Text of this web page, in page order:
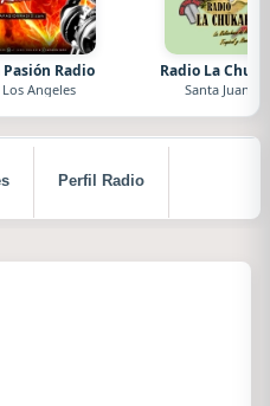
Pasión Radio
Los Angeles
Radio La
Santa Juana
Perfil Radio